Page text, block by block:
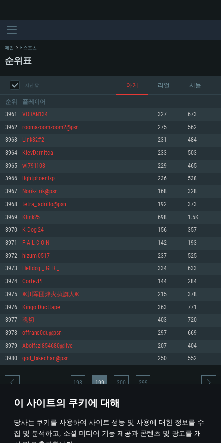
이 사이트의 쿠키에 대해
당사는 쿠키를 사용하여 사이트 성능 및 사용에 대한 정보를 수
집 및 분석하고, 소셜 미디어 기능 제공과 콘텐츠 및 광고를 개
최소사양
운영체제: Windows 10 (64 bit)
프로세서: 2.2 GHz 듀얼코어 이상
메모리: 4GB
그래픽 카드: DirectX 11 이상을 지원하는 AMD Radeon 77XX / NVIDIA
GeForce GT 660. 최소 사양 해상도: 720p
네트워크: 브로드밴드 인터넷
여유 저장 공간: 22.1 GB (최소 클라이언트)
권장 사양
570 혹은 그 이상
여유 저장 공간: 62.2 GB (전체 클라이언트)
최소사양
운영체제: Mac OS Big Sur 11.0
프로세서: 최소 2.2 GHz의 Core i5 (Intel Xeon 은 지원하지 않습니다)
메모리: 6 GB
그래픽 카드: Metal 을 지원하는 Intel Iris Pro 5200 (Mac), 혹은 이와 비슷한 성
능을 가지는 Mac 버전의 AMD/Nvidia. 최소 해상도: 720p
네트워크: 브로드밴드 인터넷
여유 저장 공간: 22.1 GB (최소 클라이언트)
권장 사양
네트워크: 브로드밴드 인터넷
여유 저장 공간: 62.2 GB (전체 클라이언트)
최소사양
운영체제: 64bit Linux 중 최신 버전
프로세서: 2.4 GHz 듀얼코어
메모리: 4 GB
그래픽 카드: Vulkan 을 지원하고, 최신 그래픽 드라이버를 지원하는 NVIDIA
660 (6개월 미만) 혹은 그와 동급의 성능을 가지며 최신 그래픽 드라이버를 지
원하는 AMD (6개월 미만; 최소사양 지원 해상도 720p)
네트워크: 브로드밴드 인터넷
여유 저장 공간: 22.1 GB (최소 클라이언트)
권장 사양
운영체제: Ubuntu 20.04 64bit
프로세서: Intel Core i7
메모리: 16 GB
그래픽 카드: Vulkan 을 지원하고, 최신 그래픽 드라이버를 지원하는 NVIDIA
1060 (6개월 미만) 혹은 그와 동급의 성능을 가지며 최신 그래픽 드라이버를
지원하는 AMD RX 570 (6개월 미만; 최소사양 지원 해상도 720p) 이상
여유 저장 공간: 62.2 GB (전체 클라이언트)
메인 E-스포츠
순위표
지난 달 아케 리얼 시뮬
순위 플레이어
3961 VORAN134 327 673
3962 roomazoomzoom2@psn 275 562
3963 Link32#2 231 484
3964 KievDarnitca 233 503
3965 wl791103 229 465
3966 lightphoenixp 236 538
3967 Norik-Erik@psn 168 328
3968 tetra_ladrillo@psn 192 373
3969 Klink25 698 1.5K
3970 K Dog 24 156 357
3971 F A L C O N 142 193
3972 hizumi0517 237 525
3973 Helldog _ GER _ 334 633
3974 CortezPl 144 284
3975 Ж川军团烽火执旗人Ж 215 378
3976 KingofDucttape 363 771
3977 魂切 403 720
3978 offranc0du@psn 297 669
3979 Abolfazl854680@live 207 404
3980 god_takechan@psn 250 552
* 순위표는 매일 1회 갱신됩니다
198 199 200 299